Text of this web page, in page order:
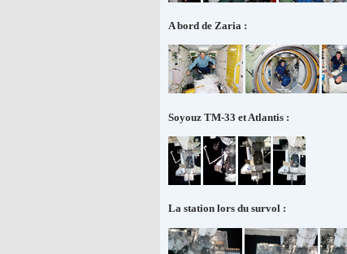
A bord de Zaria :
Soyouz TM-33 et Atlantis :
La station lors du survol :